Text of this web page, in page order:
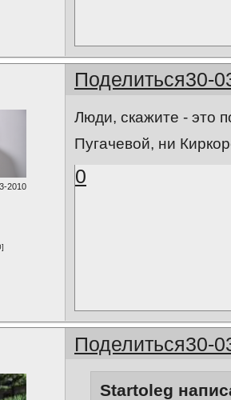
Поделиться30-
2010
Люди, скажите - это
Пугачевой, ни
0
Поделиться30-
Startoleg